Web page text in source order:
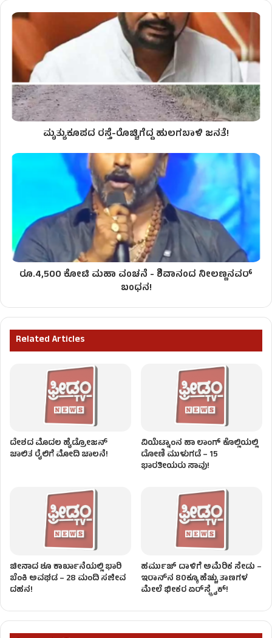
ಮೃತ್ಯುಕೂಪದ ರಸ್ತೆ-ರೊಚ್ಚಿಗೆದ್ದ ಹುಲಗಬಾಳಿ ಜನತೆ!
ರೂ.4,500 ಕೋಟಿ ಮಹಾ ವಂಚನೆ - ಶಿವಾನಂದ ನೀಲಣ್ಣನವರ್
ಬಂಧನ!
Related Articles
ದೇಶದ ಮೊದಲ ಹೈಡ್ರೋಜನ್‌
ಚಾಲಿತ ರೈಲಿಗೆ ಮೋದಿ ಚಾಲನೆ!
ವಿಯೆಟ್ನಾಂನ ಹಾ ಲಾಂಗ್ ಕೊಲ್ಲಿಯಲ್ಲಿ
ದೋಣಿ ಮುಳುಗಡೆ – 15
ಭಾರತೀಯರು ಸಾವು!
ಚೀನಾದ ಶೂ ಕಾರ್ಖಾನೆಯಲ್ಲಿ ಭಾರಿ
ಬೆಂಕಿ ಅವಘಡ – 28 ಮಂದಿ ಸಜೀವ
ದಹನ!
ಹರ್ಮುಜ್ ದಾಳಿಗೆ ಅಮೆರಿಕ ಸೇಡು –
ಇರಾನ್‌ನ 80ಕ್ಕೂ ಹೆಚ್ಚು ತಾಣಗಳ
ಮೇಲೆ ಭೀಕರ ಏರ್‌ಸ್ಟ್ರೈಕ್‌!